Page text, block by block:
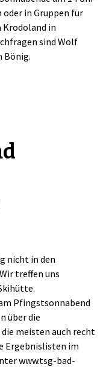
oder in Gruppen für
Krodoland in
sind Wolf
Bönig.
nicht in den
treffen uns
Pfingstsonnabend
über die
meisten auch recht
Ergebnislisten im
www.tsg-bad-